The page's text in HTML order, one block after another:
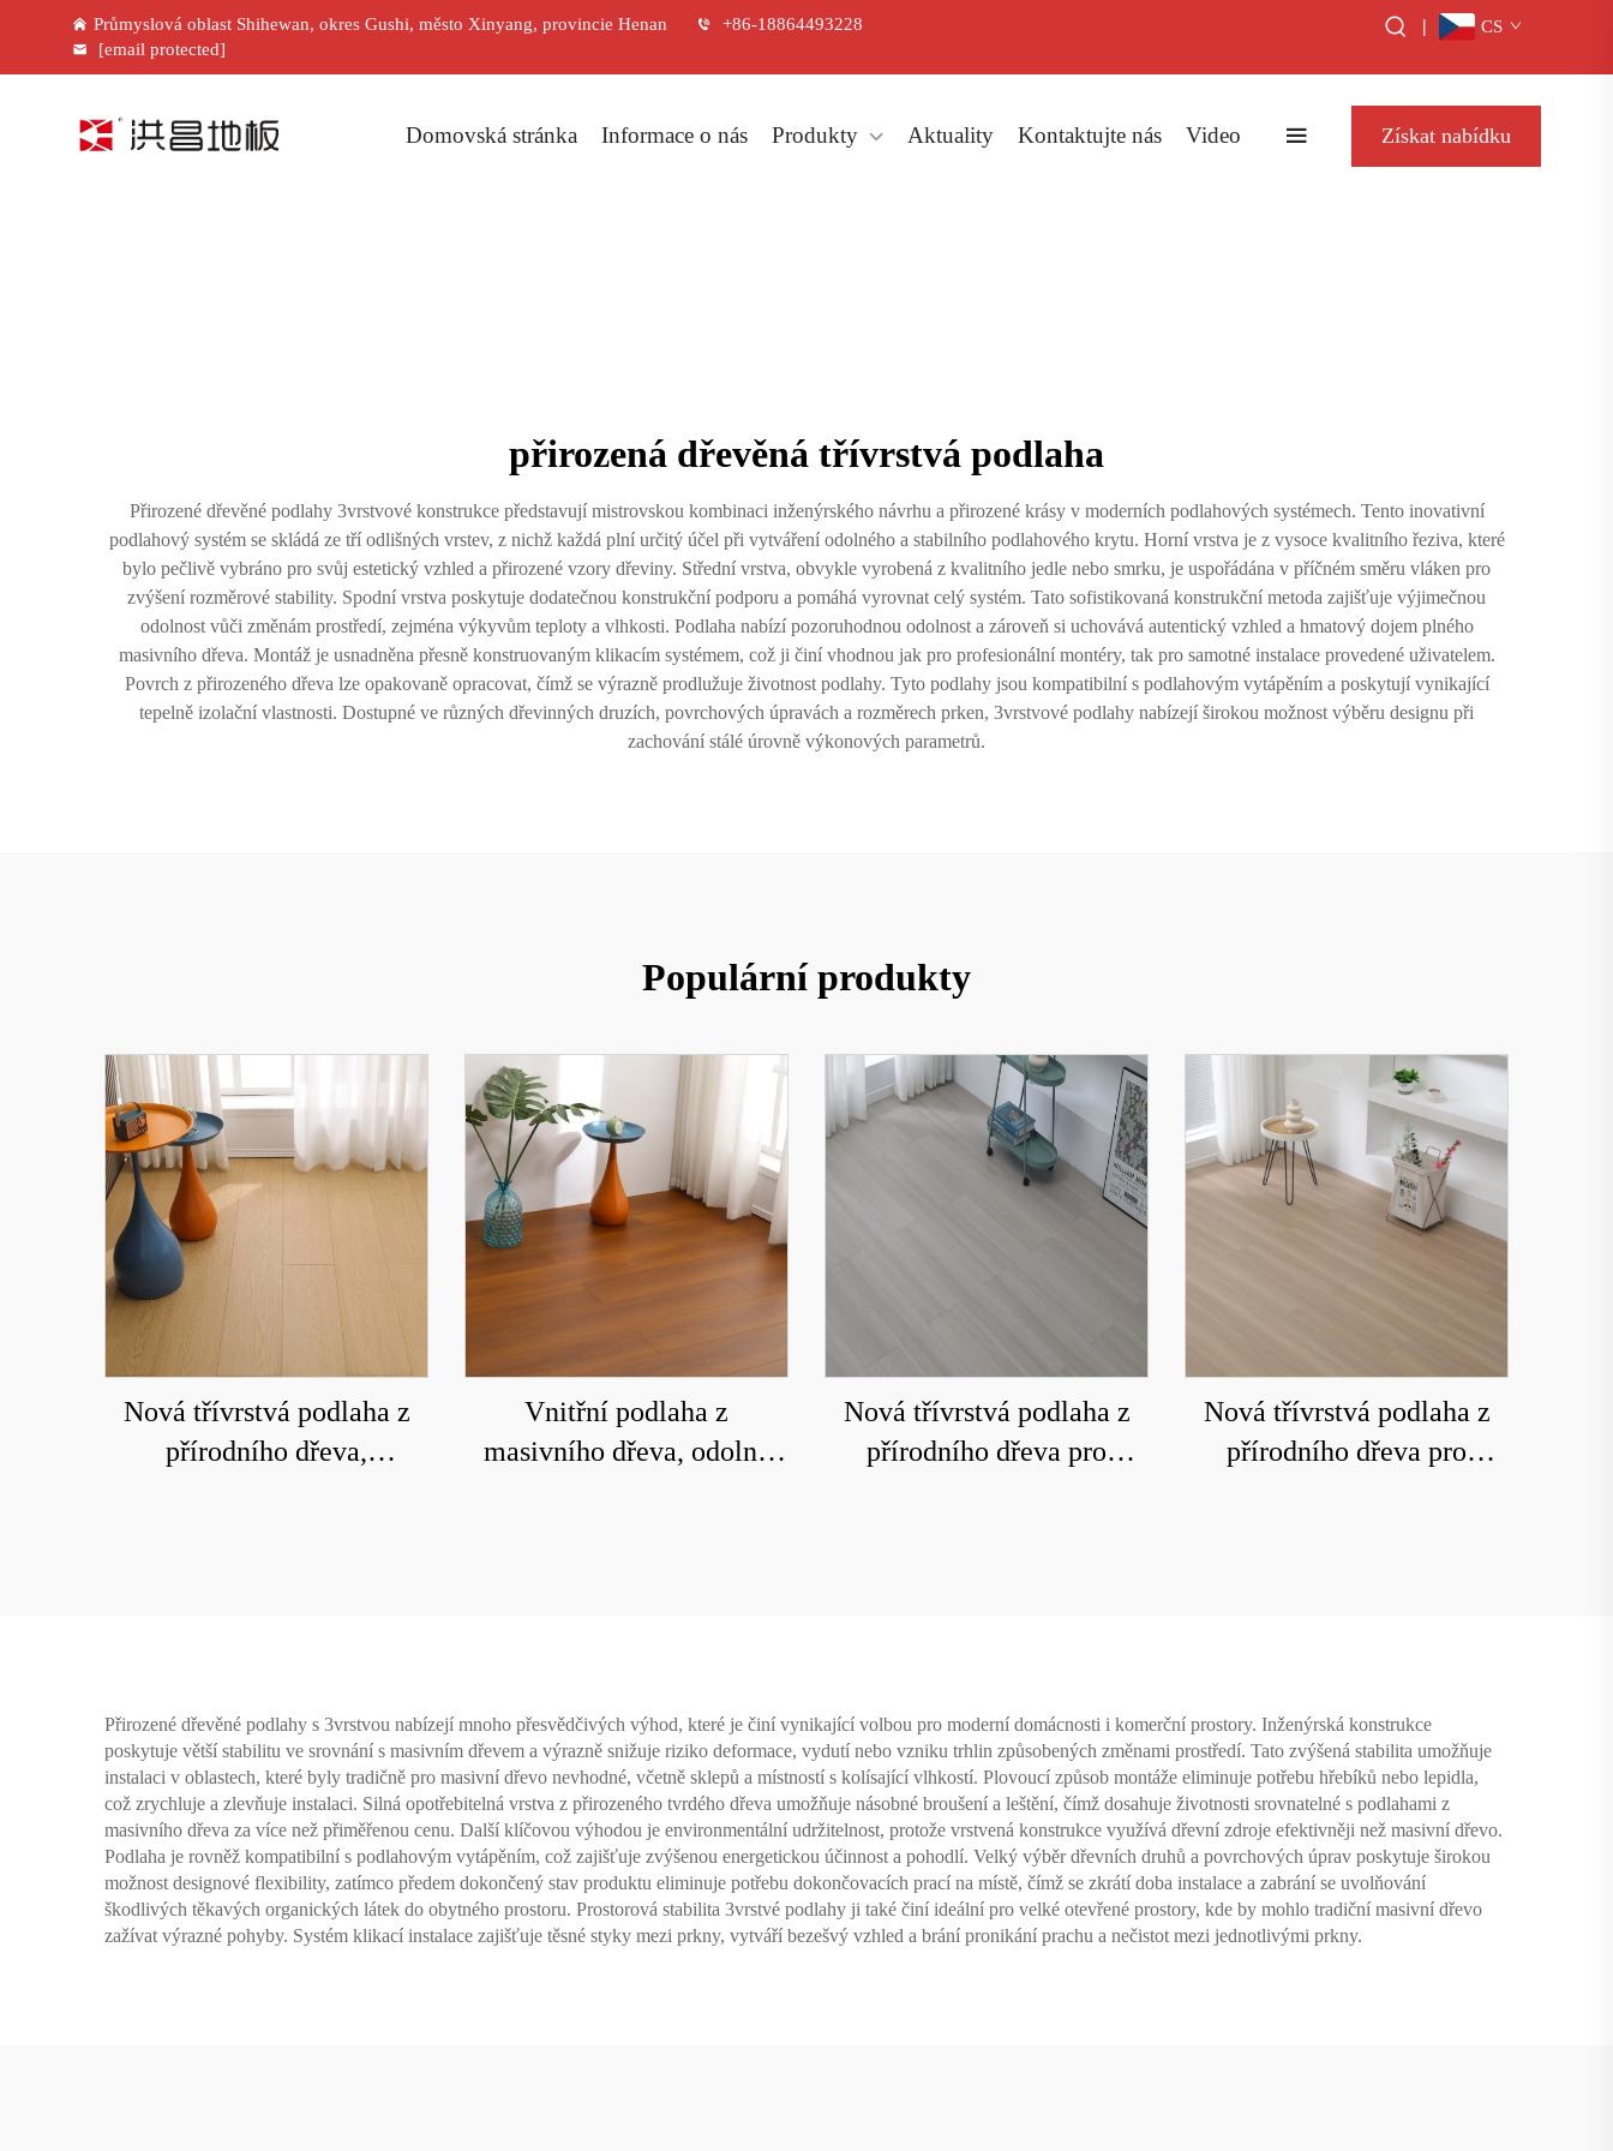
Průmyslová oblast Shihewan, okres Gushi, město Xinyang, provincie Henan
+86-18864493228
[email protected]
| CS
Domovská stránka Informace o nás Produkty Aktuality Kontaktujte nás Video Získat nabídku
přirozená dřevěná třívrstvá podlaha
Přirozené dřevěné podlahy 3vrstvové konstrukce představují mistrovskou kombinaci inženýrského návrhu a přirozené krásy v moderních podlahových systémech. Tento inovativní
podlahový systém se skládá ze tří odlišných vrstev, z nichž každá plní určitý účel při vytváření odolného a stabilního podlahového krytu. Horní vrstva je z vysoce kvalitního řeziva, které
bylo pečlivě vybráno pro svůj estetický vzhled a přirozené vzory dřeviny. Střední vrstva, obvykle vyrobená z kvalitního jedle nebo smrku, je uspořádána v příčném směru vláken pro
zvýšení rozměrové stability. Spodní vrstva poskytuje dodatečnou konstrukční podporu a pomáhá vyrovnat celý systém. Tato sofistikovaná konstrukční metoda zajišťuje výjimečnou
odolnost vůči změnám prostředí, zejména výkyvům teploty a vlhkosti. Podlaha nabízí pozoruhodnou odolnost a zároveň si uchovává autentický vzhled a hmatový dojem plného
masivního dřeva. Montáž je usnadněna přesně konstruovaným klikacím systémem, což ji činí vhodnou jak pro profesionální montéry, tak pro samotné instalace provedené uživatelem.
Povrch z přirozeného dřeva lze opakovaně opracovat, čímž se výrazně prodlužuje životnost podlahy. Tyto podlahy jsou kompatibilní s podlahovým vytápěním a poskytují vynikající
tepelně izolační vlastnosti. Dostupné ve různých dřevinných druzích, povrchových úpravách a rozměrech prken, 3vrstvové podlahy nabízejí širokou možnost výběru designu při
zachování stálé úrovně výkonových parametrů.
Populární produkty
Nová třívrstvá podlaha z
přírodního dřeva,
Vnitřní podlaha z
masivního dřeva, odolná
Nová třívrstvá podlaha z
přírodního dřeva pro
Nová třívrstvá podlaha z
přírodního dřeva pro
Přirozené dřevěné podlahy s 3vrstvou nabízejí mnoho přesvědčivých výhod, které je činí vynikající volbou pro moderní domácnosti i komerční prostory. Inženýrská konstrukce
poskytuje větší stabilitu ve srovnání s masivním dřevem a výrazně snižuje riziko deformace, vydutí nebo vzniku trhlin způsobených změnami prostředí. Tato zvýšená stabilita umožňuje
instalaci v oblastech, které byly tradičně pro masivní dřevo nevhodné, včetně sklepů a místností s kolísající vlhkostí. Plovoucí způsob montáže eliminuje potřebu hřebíků nebo lepidla,
což zrychluje a zlevňuje instalaci. Silná opotřebitelná vrstva z přirozeného tvrdého dřeva umožňuje násobné broušení a leštění, čímž dosahuje životnosti srovnatelné s podlahami z
masivního dřeva za více než přiměřenou cenu. Další klíčovou výhodou je environmentální udržitelnost, protože vrstvená konstrukce využívá dřevní zdroje efektivněji než masivní dřevo.
Podlaha je rovněž kompatibilní s podlahovým vytápěním, což zajišťuje zvýšenou energetickou účinnost a pohodlí. Velký výběr dřevních druhů a povrchových úprav poskytuje širokou
možnost designové flexibility, zatímco předem dokončený stav produktu eliminuje potřebu dokončovacích prací na místě, čímž se zkrátí doba instalace a zabrání se uvolňování
škodlivých těkavých organických látek do obytného prostoru. Prostorová stabilita 3vrstvé podlahy ji také činí ideální pro velké otevřené prostory, kde by mohlo tradiční masivní dřevo
zažívat výrazné pohyby. Systém klikací instalace zajišťuje těsné styky mezi prkny, vytváří bezešvý vzhled a brání pronikání prachu a nečistot mezi jednotlivými prkny.